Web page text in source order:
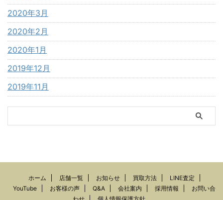
2020年3月
2020年2月
2020年1月
2019年12月
2019年11月
ホーム 店舗一覧 お知らせ 買取方法
LINE査定
YouTube
お客様の声 Q&A 会社案内 採用情報
お問い合